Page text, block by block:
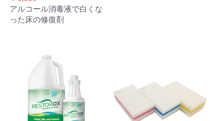
アルコール消毒液で白くな
った床の修復剤